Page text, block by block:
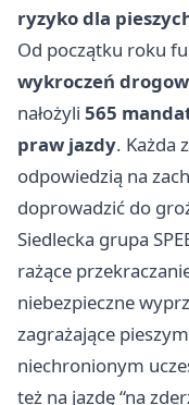
ryzyko dla
Od początku roku
wykroczeń
nałożyli 565
praw jazdy. Każda
odpowiedzią na
doprowadzić do
Siedlecka grupa
rażące
niebezpieczne
zagrażające
niechronionym
też na jazdę “na